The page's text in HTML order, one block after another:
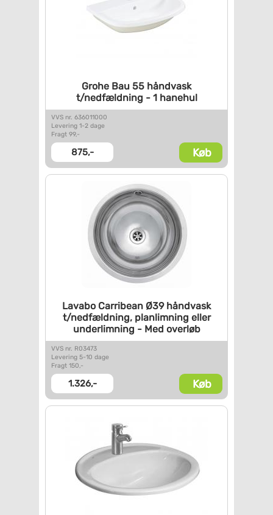
Grohe Bau 55 håndvask
t/nedfældning - 1 hanehul
VVS nr. 636011000
Levering 1-2 dage
Fragt 99,-
875,- Køb
Lavabo Carribean Ø39 håndvask
t/nedfældning, planlimning eller
underlimning - Med overløb
VVS nr. R03473
Levering 5-10 dage
Fragt 150,-
1.326,- Køb